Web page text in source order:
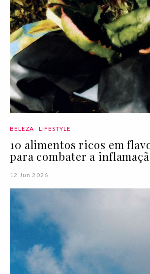
BELEZA LIFESTYLE
10 alimentos ricos em
para combater a
12 Jun 2026